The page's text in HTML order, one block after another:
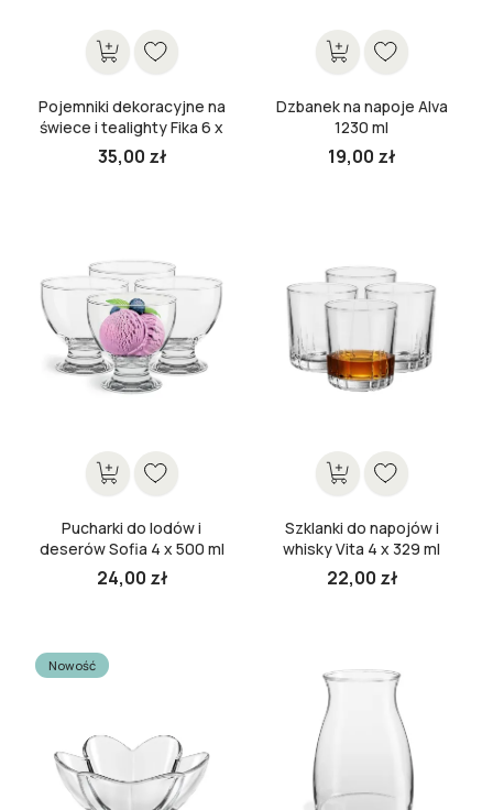
Pojemniki dekoracyjne na
świece i tealighty Fika 6 x
8 cm
35,00 zł
Dzbanek na napoje Alva
1230 ml
19,00 zł
Pucharki do lodów i
deserów Sofia 4 x 500 ml
24,00 zł
Szklanki do napojów i
whisky Vita 4 x 329 ml
22,00 zł
Nowość